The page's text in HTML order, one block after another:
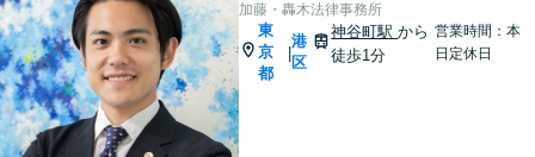
加藤・轟木法律事務所
東
京
都
|
港
区
神谷町駅から
徒歩1分
営業時間：本
日定休日